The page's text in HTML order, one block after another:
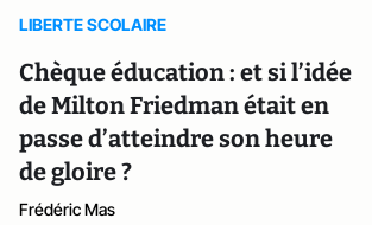
LIBERTE SCOLAIRE
Chèque éducation : et si l’idée
de Milton Friedman était en
passe d’atteindre son heure
de gloire ?
Frédéric Mas